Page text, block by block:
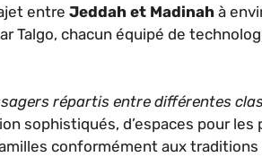
entre Jeddah et Madinah à
Talgo, chacun équipé de
répartis entre différentes
sophistiqués, d’espaces pour les
conformément aux traditions